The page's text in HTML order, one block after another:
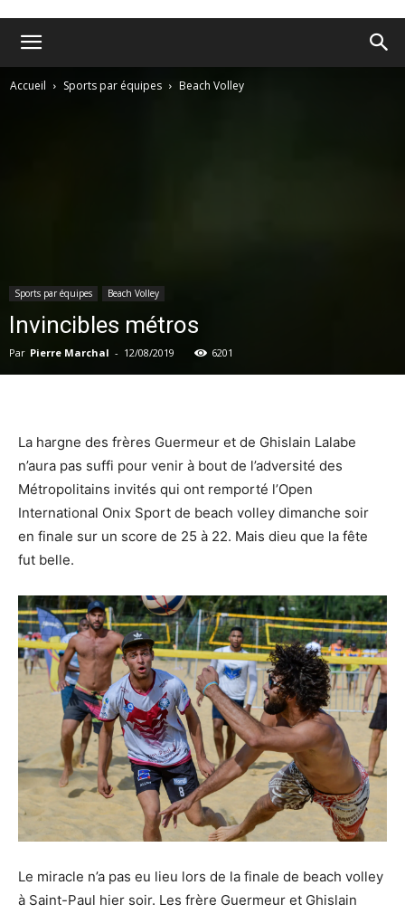
Accueil Sports par équipes Beach Volley
Sports par équipes Beach Volley
Invincibles métros
Par Pierre Marchal - 12/08/2019 6201
La hargne des frères Guermeur et de Ghislain Lalabe
n’aura pas suffi pour venir à bout de l’adversité des
Métropolitains invités qui ont remporté l’Open
International Onix Sport de beach volley dimanche soir
en finale sur un score de 25 à 22. Mais dieu que la fête
fut belle.
Le miracle n’a pas eu lieu lors de la finale de beach volley
à Saint-Paul hier soir. Les frère Guermeur et Ghislain